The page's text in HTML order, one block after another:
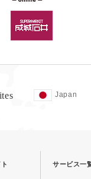
Japan
サービス一